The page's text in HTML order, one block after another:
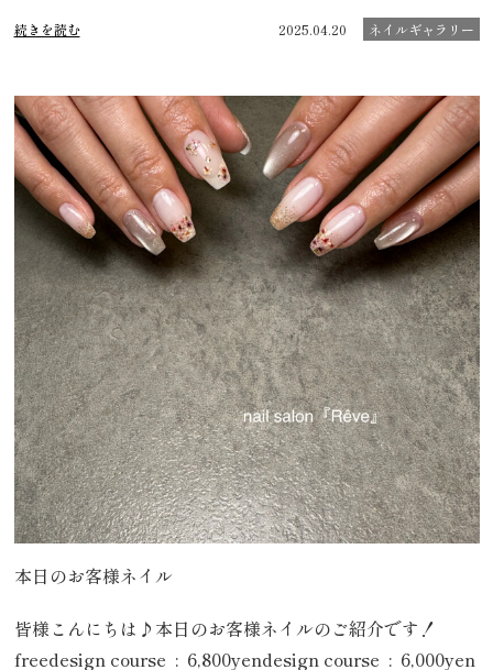
続きを読む 2025.04.20 ネイルギャラリー
本日のお客様ネイル
皆様こんにちは♪本日のお客様ネイルのご紹介です！
freedesign course : 6,800yendesign course : 6,000yen